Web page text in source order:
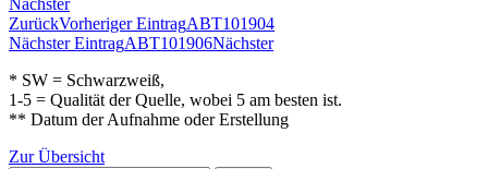
Nächster
ZurückVorheriger EintragABT101904
Nächster EintragABT101906Nächster
* SW = Schwarzweiß,
1-5 = Qualität der Quelle, wobei 5 am besten ist.
** Datum der Aufnahme oder Erstellung
Zur Übersicht